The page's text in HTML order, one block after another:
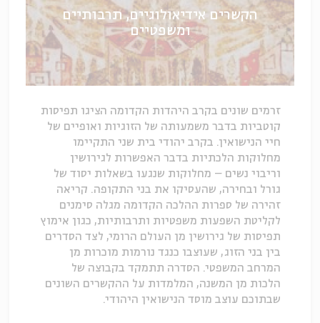
הקשרים אידיאולוגיים, תרבותיים
ומשפטיים
זרמים שונים בקרב היהדות הקדומה הציגו תפיסות
קוטביות בדבר משמעותה של הזוגיות ואופיים של
חיי הנישואין. בקרב יהודי בית שני התקיימו
מחלוקות הלכתיות בדבר האפשרות לגירושין
וריבוי נשים – מחלוקות שנגעו בשאלות יסוד של
גורל ובחירה, שהעסיקו את בני התקופה. קריאה
זהירה של ספרות ההלכה הקדומה מגלה סימנים
לקליטת השפעות משפטיות ותרבותיות, כגון אימוץ
תפיסות של גירושין מן העולם הרומי, לצד הסדרים
בין בני הזוג, שעוצבו כנגד נורמות מוכרות מן
המרחב המשפטי. הסדרה תתמקד בקבוצה של
הלכות מן המשנה, המלמדות על ההקשרים השונים
שבתוכם עוצב מוסד הנישואין היהודי.